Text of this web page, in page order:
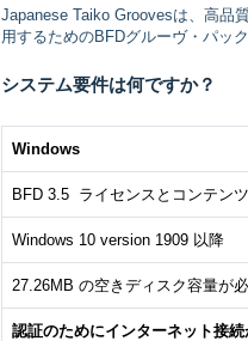
Japanese Taiko Groovesは、高品
用するためのBFDグルーヴ・パッ
システム要件は何ですか？
Windows
BFD 3.5 ライセンスとコンテン
Windows 10 version 1909 以降
27.26MB の空きディスク容量が
認証のためにインターネット接